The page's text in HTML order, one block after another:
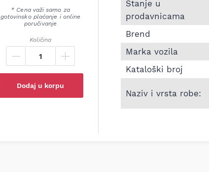
* Cena važi samo za
gotovinsko plaćanje i online
poručivanje
Količina
Dodaj u korpu
Stanje u
prodavnicama
Brend
Marka vozila
Kataloški broj
Naziv i vrsta robe: